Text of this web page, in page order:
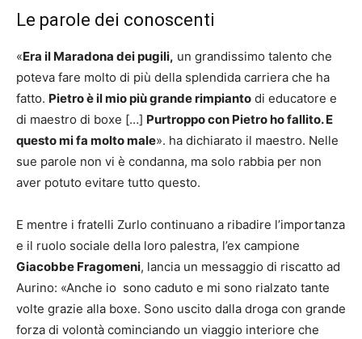
Le parole dei conoscenti
«Era il Maradona dei pugili, un grandissimo talento che
poteva fare molto di più della splendida carriera che ha
fatto. Pietro è il mio più grande rimpianto di educatore e
di maestro di boxe […] Purtroppo con Pietro ho fallito. E
questo mi fa molto male». ha dichiarato il maestro. Nelle
sue parole non vi è condanna, ma solo rabbia per non
aver potuto evitare tutto questo.
E mentre i fratelli Zurlo continuano a ribadire l’importanza
e il ruolo sociale della loro palestra, l’ex campione
Giacobbe Fragomeni, lancia un messaggio di riscatto ad
Aurino: «Anche io sono caduto e mi sono rialzato tante
volte grazie alla boxe. Sono uscito dalla droga con grande
forza di volontà cominciando un viaggio interiore che